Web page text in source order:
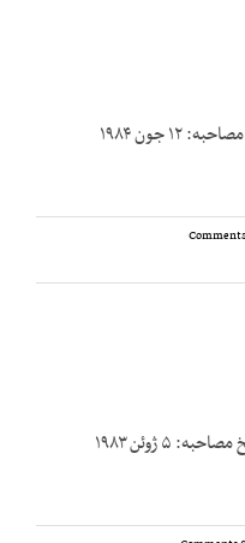
روایت‌کننده: آقای غلامعلی فریور تاریخ مصاحبه: ۱۲ جون ۱۹۸۴
روایت‌کننده: آقای نصرت‌الله امینی تاریخ مصاحبه: ۵ ژوئن ۱۹۸۳